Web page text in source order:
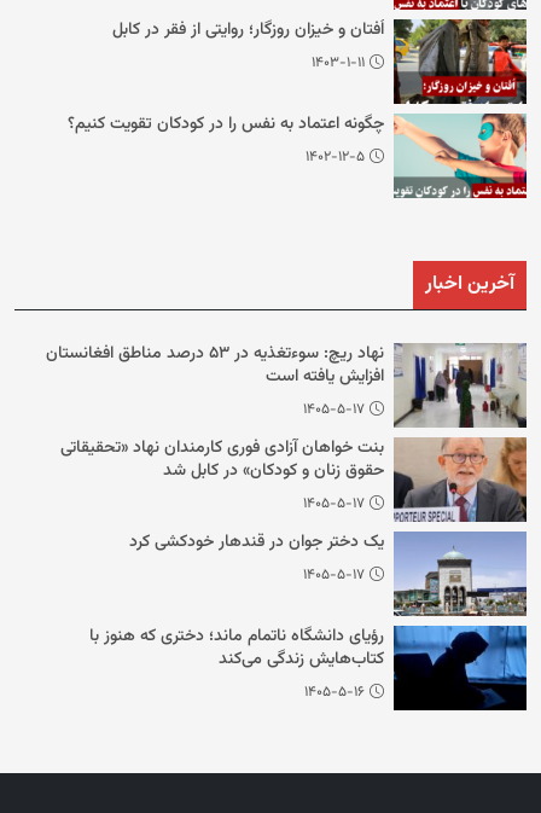
اُفتان و خیزان روزگار؛ روایتی از فقر در کابل
۱۴۰۳-۱-۱۱
چگونه اعتماد به نفس را در کودکان تقویت کنیم؟
۱۴۰۲-۱۲-۵
آخرین اخبار
نهاد ریچ: سوءتغذیه در ۵۳ درصد مناطق افغانستان
افزایش یافته است
۱۴۰۵-۵-۱۷
بنت خواهان آزادی فوری کارمندان نهاد «تحقیقاتی
حقوق زنان و کودکان» در کابل شد
۱۴۰۵-۵-۱۷
یک دختر جوان در قندهار خودکشی کرد
۱۴۰۵-۵-۱۷
رؤیای دانشگاه ناتمام ماند؛ دختری که هنوز با
کتاب‌هایش زندگی می‌کند
۱۴۰۵-۵-۱۶